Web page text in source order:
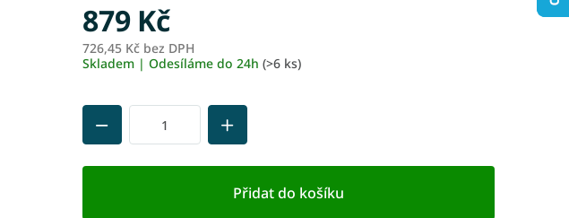
879 Kč
726,45 Kč bez DPH
Skladem | Odesíláme do 24h (>6 ks)
Přidat do košíku